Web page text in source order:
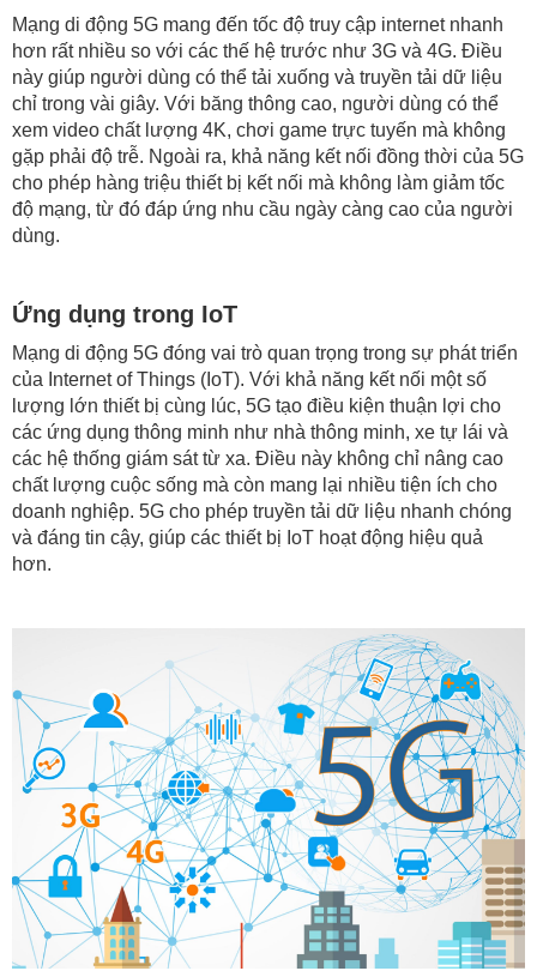
Mạng di động 5G mang đến tốc độ truy cập internet nhanh
hơn rất nhiều so với các thế hệ trước như 3G và 4G. Điều
này giúp người dùng có thể tải xuống và truyền tải dữ liệu
chỉ trong vài giây. Với băng thông cao, người dùng có thể
xem video chất lượng 4K, chơi game trực tuyến mà không
gặp phải độ trễ. Ngoài ra, khả năng kết nối đồng thời của 5G
cho phép hàng triệu thiết bị kết nối mà không làm giảm tốc
độ mạng, từ đó đáp ứng nhu cầu ngày càng cao của người
dùng.
Ứng dụng trong IoT
Mạng di động 5G đóng vai trò quan trọng trong sự phát triển
của Internet of Things (IoT). Với khả năng kết nối một số
lượng lớn thiết bị cùng lúc, 5G tạo điều kiện thuận lợi cho
các ứng dụng thông minh như nhà thông minh, xe tự lái và
các hệ thống giám sát từ xa. Điều này không chỉ nâng cao
chất lượng cuộc sống mà còn mang lại nhiều tiện ích cho
doanh nghiệp. 5G cho phép truyền tải dữ liệu nhanh chóng
và đáng tin cậy, giúp các thiết bị IoT hoạt động hiệu quả
hơn.